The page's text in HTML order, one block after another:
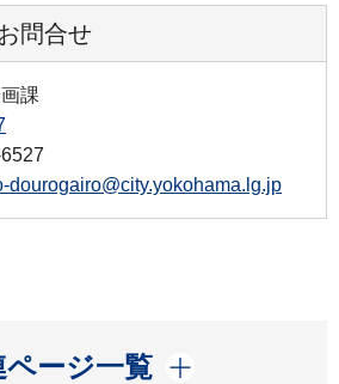
問合せ
課
dourogairo@city.yokohama.lg.jp
ページ一覧
開く